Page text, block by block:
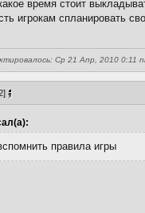
время стоит
игрокам спланировать
Ср 21 Апр, 2010 0:11
правила игры